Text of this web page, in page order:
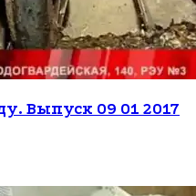
Выпуск 09 01 2017